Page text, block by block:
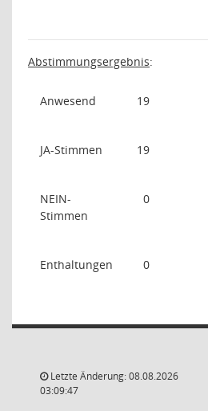
Abstimmungsergebnis:
Anwesend 19
JA-Stimmen 19
NEIN-
Stimmen
0
Enthaltungen 0
Letzte Änderung: 08.08.2026
03:09:47